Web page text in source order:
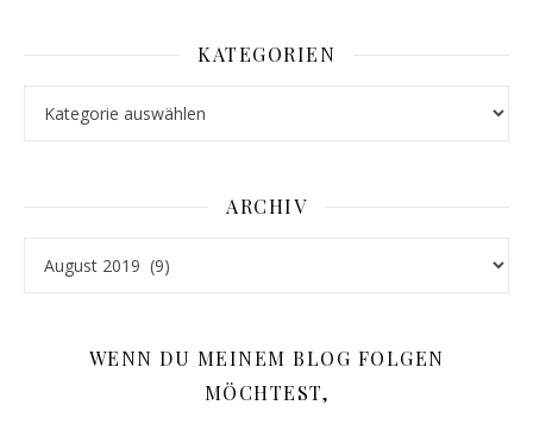
KATEGORIEN
ARCHIV
WENN DU MEINEM BLOG FOLGEN
MÖCHTEST,